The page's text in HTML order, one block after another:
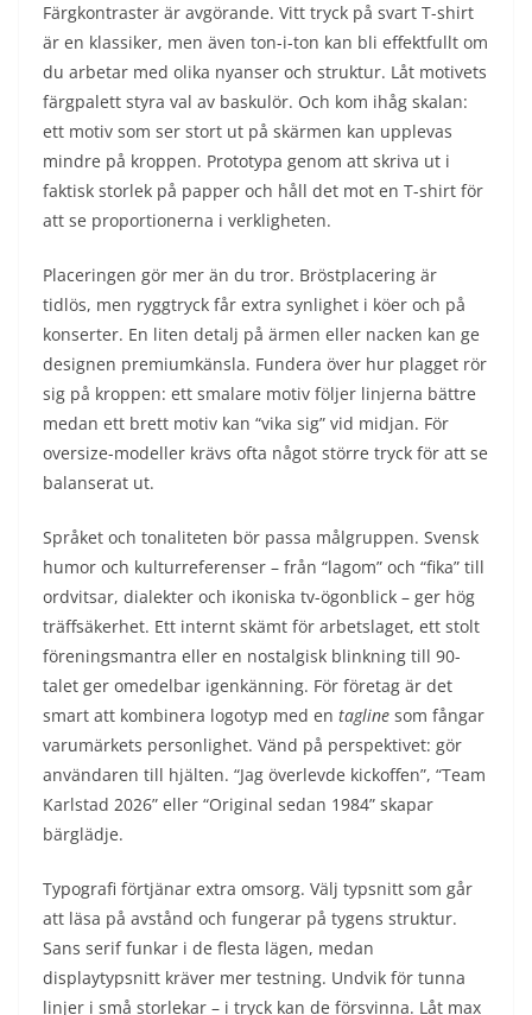
Färgkontraster är avgörande. Vitt tryck på svart T-shirt
är en klassiker, men även ton-i-ton kan bli effektfullt om
du arbetar med olika nyanser och struktur. Låt motivets
färgpalett styra val av baskulör. Och kom ihåg skalan:
ett motiv som ser stort ut på skärmen kan upplevas
mindre på kroppen. Prototypa genom att skriva ut i
faktisk storlek på papper och håll det mot en T-shirt för
att se proportionerna i verkligheten.
Placeringen gör mer än du tror. Bröstplacering är
tidlös, men ryggtryck får extra synlighet i köer och på
konserter. En liten detalj på ärmen eller nacken kan ge
designen premiumkänsla. Fundera över hur plagget rör
sig på kroppen: ett smalare motiv följer linjerna bättre
medan ett brett motiv kan “vika sig” vid midjan. För
oversize-modeller krävs ofta något större tryck för att se
balanserat ut.
Språket och tonaliteten bör passa målgruppen. Svensk
humor och kulturreferenser – från “lagom” och “fika” till
ordvitsar, dialekter och ikoniska tv-ögonblick – ger hög
träffsäkerhet. Ett internt skämt för arbetslaget, ett stolt
föreningsmantra eller en nostalgisk blinkning till 90-
talet ger omedelbar igenkänning. För företag är det
smart att kombinera logotyp med en tagline som fångar
varumärkets personlighet. Vänd på perspektivet: gör
användaren till hjälten. “Jag överlevde kickoffen”, “Team
Karlstad 2026” eller “Original sedan 1984” skapar
bärglädje.
Typografi förtjänar extra omsorg. Välj typsnitt som går
att läsa på avstånd och fungerar på tygens struktur.
Sans serif funkar i de flesta lägen, medan
displaytypsnitt kräver mer testning. Undvik för tunna
linjer i små storlekar – i tryck kan de försvinna. Låt max